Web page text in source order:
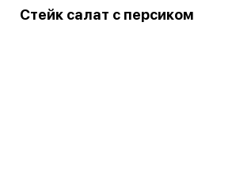
Стейк салат с персиком